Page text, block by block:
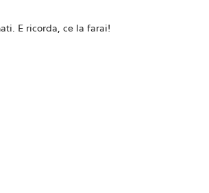
E ricorda, ce la farai!